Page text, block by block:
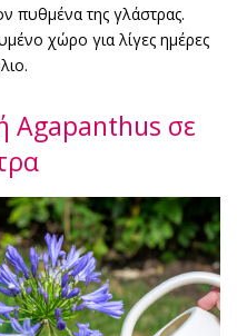
πυθμένα της γλάστρας.
χώρο για λίγες ημέρες
Agapanthus σε